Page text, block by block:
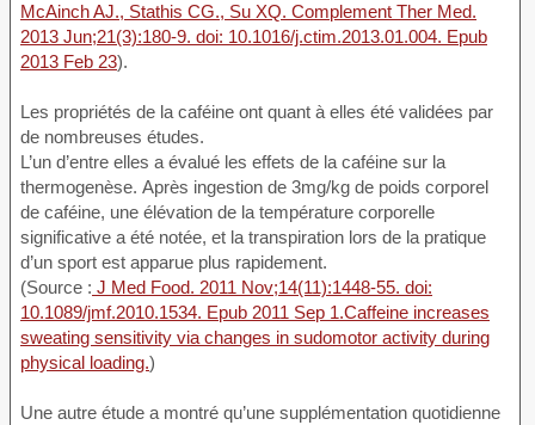
McAinch AJ., Stathis CG., Su XQ. Complement Ther Med.
2013 Jun;21(3):180-9. doi: 10.1016/j.ctim.2013.01.004. Epub
2013 Feb 23).
Les propriétés de la caféine ont quant à elles été validées par
de nombreuses études.
L’un d’entre elles a évalué les effets de la caféine sur la
thermogenèse. Après ingestion de 3mg/kg de poids corporel
de caféine, une élévation de la température corporelle
significative a été notée, et la transpiration lors de la pratique
d’un sport est apparue plus rapidement.
(Source : J Med Food. 2011 Nov;14(11):1448-55. doi:
10.1089/jmf.2010.1534. Epub 2011 Sep 1.Caffeine increases
sweating sensitivity via changes in sudomotor activity during
physical loading.)
Une autre étude a montré qu’une supplémentation quotidienne